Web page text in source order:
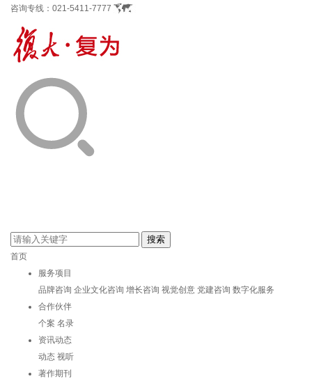
咨询专线： 021-5411-7777
首页
服务项目
品牌咨询 企业文化咨询 增长咨询 视觉创意 党建咨询 数字化服务
合作伙伴
个案 名录
资讯动态
动态 视听
著作期刊